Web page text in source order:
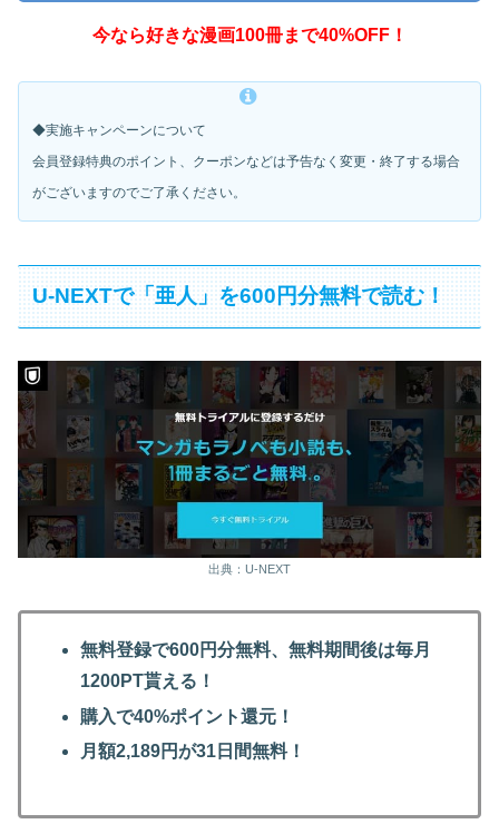
今なら好きな漫画100冊まで40%OFF！
◆実施キャンペーンについて
会員登録特典のポイント、クーポンなどは予告なく変更・ 終了する場合
がございますのでご了承ください。
U-NEXTで「亜人」を600円分無料で読む！
出典：U-NEXT
無料登録で600円分無料、無料期間後は毎月
1200PT貰える！
購入で40%ポイント還元！
月額2,189円が31日間無料！